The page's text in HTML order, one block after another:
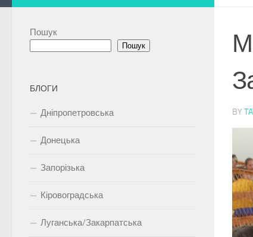
BY
Пошук
Пошук
БЛОГИ
Дніпропетровська
Донецька
Запорізька
Кіровоградська
Луганська/Закарпатська